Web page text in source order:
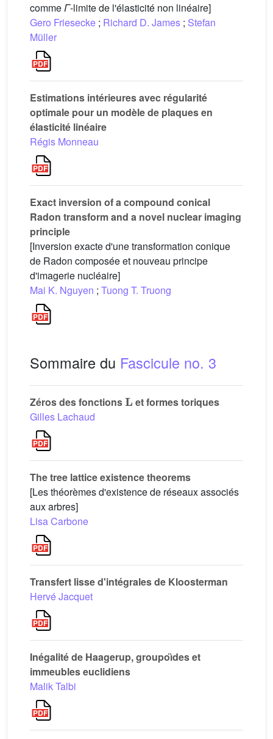
commeΓ-limite de l'élasticité non linéaire]
Gero Friesecke ; Richard D. James ; Stefan
Müller
Estimations intérieures avec régularité
optimale pour un modèle de plaques en
élasticité linéaire
Régis Monneau
Exact inversion of a compound conical
Radon transform and a novel nuclear imaging
principle
[Inversion exacte d'une transformation conique
de Radon composée et nouveau principe
d'imagerie nucléaire]
Mai K. Nguyen ; Tuong T. Truong
Sommaire du Fascicule no. 3
Zéros des fonctions
et formes toriques
Gilles Lachaud
The tree lattice existence theorems
[Les théorèmes d'existence de réseaux associés
aux arbres]
Lisa Carbone
Transfert lisse d'intégrales de Kloosterman
Hervé Jacquet
Inégalité de Haagerup, groupoı̈des et
immeubles euclidiens
Malik Talbi